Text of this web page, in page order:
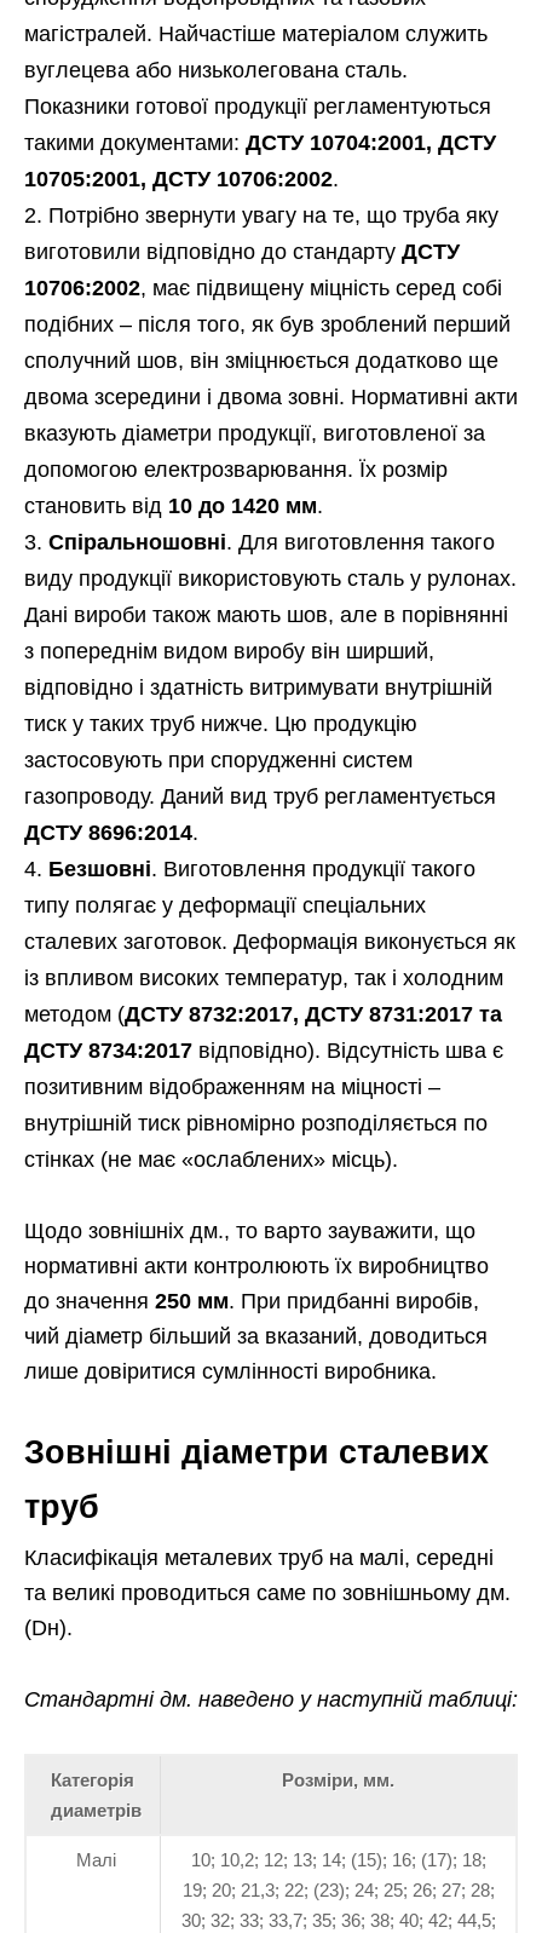
магістралей. Найчастіше матеріалом служить
вуглецева або низьколегована сталь.
Показники готової продукції регламентуються
такими документами: ДСТУ 10704:2001, ДСТУ
10705:2001, ДСТУ 10706:2002.
Потрібно звернути увагу на те, що труба яку
виготовили відповідно до стандарту ДСТУ
10706:2002, має підвищену міцність серед собі
подібних – після того, як був зроблений перший
сполучний шов, він зміцнюється додатково ще
двома зсередини і двома зовні. Нормативні акти
вказують діаметри продукції, виготовленої за
допомогою електрозварювання. Їх розмір
становить від 10 до 1420 мм.
Спіральношовні. Для виготовлення такого
виду продукції використовують сталь у рулонах.
Дані вироби також мають шов, але в порівнянні
з попереднім видом виробу він ширший,
відповідно і здатність витримувати внутрішній
тиск у таких труб нижче. Цю продукцію
застосовують при спорудженні систем
газопроводу. Даний вид труб регламентується
ДСТУ 8696:2014.
Безшовні. Виготовлення продукції такого
типу полягає у деформації спеціальних
сталевих заготовок. Деформація виконується як
із впливом високих температур, так і холодним
методом (ДСТУ 8732:2017, ДСТУ 8731:2017 та
ДСТУ 8734:2017 відповідно). Відсутність шва є
позитивним відображенням на міцності –
внутрішній тиск рівномірно розподіляється по
стінках (не має «ослаблених» місць).
Щодо зовнішніх дм., то варто зауважити, що
нормативні акти контролюють їх виробництво
до значення 250 мм. При придбанні виробів,
чий діаметр більший за вказаний, доводиться
лише довіритися сумлінності виробника.
Зовнішні діаметри сталевих
труб
Класифікація металевих труб на малі, середні
та великі проводиться саме по зовнішньому дм.
(Dн).
Стандартні дм. наведено у наступній таблиці:
Категорія
диаметрів
Розміри, мм.
Малі
10; 10,2; 12; 13; 14; (15); 16; (17); 18;
19; 20; 21,3; 22; (23); 24; 25; 26; 27; 28;
30; 32; 33; 33,7; 35; 36; 38; 40; 42; 44,5;